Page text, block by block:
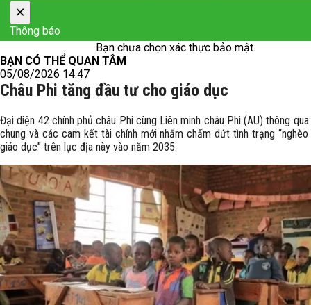
×
Thông báo
Bạn chưa chọn xác thực bảo mật.
BẠN CÓ THỂ QUAN TÂM
05/08/2026 14:47
Châu Phi tăng đầu tư cho giáo dục
Đại diện 42 chính phủ châu Phi cùng Liên minh châu Phi (AU) thông
chung và các cam kết tài chính mới nhằm chấm dứt tình trạng
giáo dục” trên lục địa này vào năm 2035.